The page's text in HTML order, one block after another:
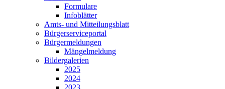
Formulare
Infoblätter
Amts- und Mitteilungsblatt
Bürgerserviceportal
Bürgermeldungen
Mängelmeldung
Bildergalerien
2025
2024
2023